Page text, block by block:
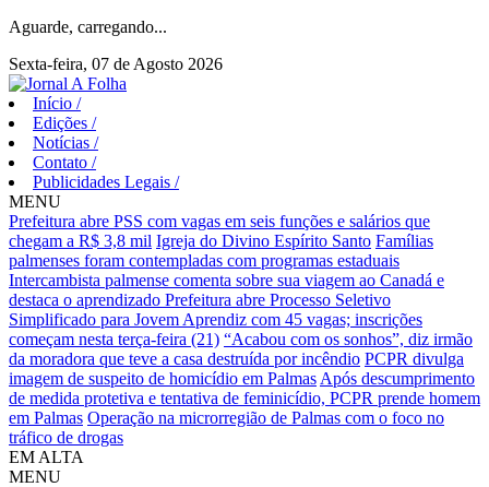
Aguarde, carregando...
Sexta-feira, 07 de Agosto 2026
Início /
Edições /
Notícias /
Contato /
Publicidades Legais /
MENU
Prefeitura abre PSS com vagas em seis funções e salários que
chegam a R$ 3,8 mil Igreja do Divino Espírito Santo Famílias
palmenses foram contempladas com programas estaduais
Intercambista palmense comenta sobre sua viagem ao Canadá e
destaca o aprendizado Prefeitura abre Processo Seletivo
Simplificado para Jovem Aprendiz com 45 vagas; inscrições
começam nesta terça-feira (21) “Acabou com os sonhos”, diz irmão
da moradora que teve a casa destruída por incêndio PCPR divulga
imagem de suspeito de homicídio em Palmas Após descumprimento
de medida protetiva e tentativa de feminicídio, PCPR prende homem
em Palmas Operação na microrregião de Palmas com o foco no
tráfico de drogas
EM ALTA
MENU